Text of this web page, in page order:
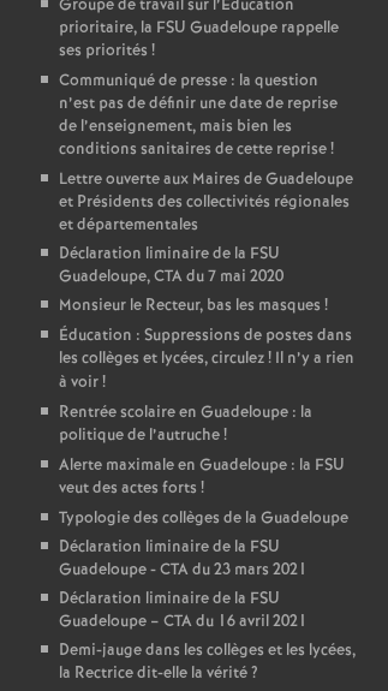
é
d
e
L
y
o
n
Groupe de travail sur l’Éducation
prioritaire, la FSU Guadeloupe rappelle
ses priorités !
Communiqué de presse : la question
n’est pas de définir une date de reprise
de l’enseignement, mais bien les
conditions sanitaires de cette reprise!
Lettre ouverte aux Maires de Guadeloupe
et Présidents des collectivités régionales
et départementales
Déclaration liminaire de la FSU
Guadeloupe, CTA du 7 mai 2020
Monsieur le Recteur, bas les masques !
Éducation : Suppressions de postes dans
les collèges et lycées, circulez! Il n’y a rien
à voir!
Rentrée scolaire en Guadeloupe : la
politique de l’autruche!
Alerte maximale en Guadeloupe : la FSU
veut des actes forts !
Typologie des collèges de la Guadeloupe
Déclaration liminaire de la FSU
Guadeloupe - CTA du 23 mars 2021
Déclaration liminaire de la FSU
Guadeloupe – CTA du 16 avril 2021
Demi-jauge dans les collèges et les lycées,
la Rectrice dit-elle la vérité?